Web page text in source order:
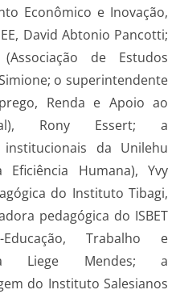
Econômico e Inovação,
David Abtonio Pancotti;
de Estudos
o superintendente
Renda e Apoio ao
Rony Essert; a
da Unilehu
Humana), Yvy
do Instituto Tibagi,
pedagógica do ISBET
Trabalho e
Liege Mendes; a
do Instituto Salesianos